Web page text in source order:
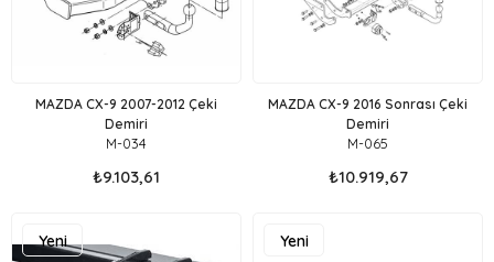
MAZDA CX-9 2007-2012 Çeki
Demiri
M-034
₺9.103,61
MAZDA CX-9 2016 Sonrası Çeki
Demiri
M-065
₺10.919,67
Yeni
Yeni